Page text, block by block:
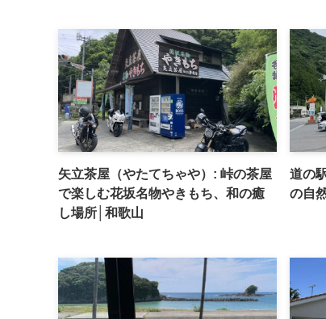
矢立茶屋（やたてちゃや）: 峠の茶屋
で楽しむ花坂名物やきもち、和の癒
し場所│和歌山
道の
の自